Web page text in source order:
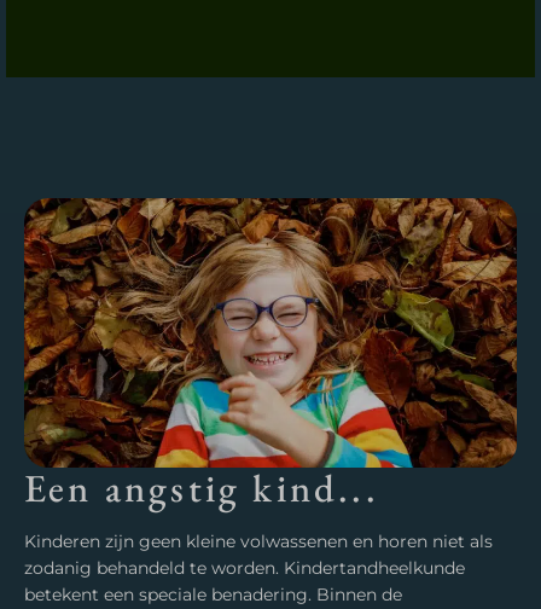
Een angstig kind...
Kinderen zijn geen kleine volwassenen en horen niet als
zodanig behandeld te worden. Kindertandheelkunde
betekent een speciale benadering. Binnen de